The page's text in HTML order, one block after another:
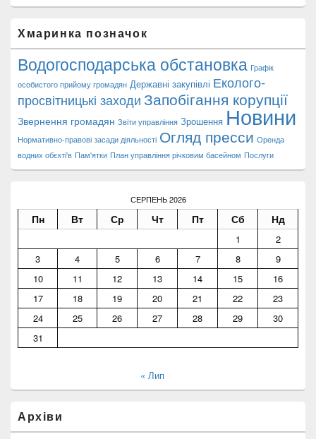
Хмаринка позначок
Водогосподарська обстановка Графік
особистого прийому громадян Державні закупівлі Еколого-
просвітницькі заходи Запобігання корупції
Звернення громадян Звіти управління Зрошення Новини
Нормативно-правові засади діяльності Огляд пресси Оренда
водних обєкті'в Пам'ятки План управління річковим басейном Послуги
СЕРПЕНЬ 2026
Пн Вт Ср Чт Пт Сб Нд
1
2
3
4 5 6 7 8
9
10
11 12 13 14 15
16
17
18 19 20 21 22
23
24
25 26 27 28 29
30
31
« Лип
Архіви